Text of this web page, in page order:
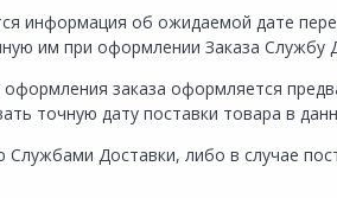
информация об ожидаемой дате
им при оформлении Заказа Службу
заказа оформляется
точную дату поставки товара в
Доставки, либо в случае